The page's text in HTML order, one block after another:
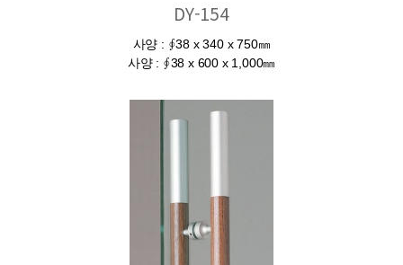
DY-154
사양 : ∮38 x 340 x 750㎜
사양 : ∮38 x 600 x 1,000㎜